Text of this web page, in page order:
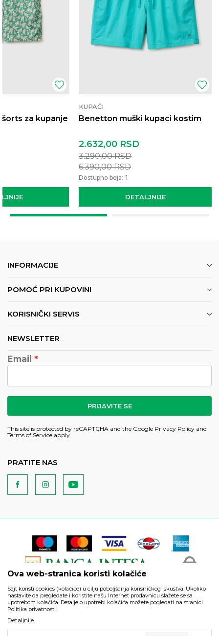
za kupanje
KUPAĆI
Benetton muški kupaci kostim
DETALJNIJE
2.632,00 RSD
3.290,00RSD
6.390,00RSD
Dostupno boja: 1
INFORMACIJE
POMOĆ PRI KUPOVINI
KORISNIČKI SERVIS
NEWSLETTER
Email
PRIJAVITE SE
This site is protected by reCAPTCHA and the Google Privacy Policy and
Terms of Service apply.
PRATITE NAS
artikli prikazani na sajtu su deo naše ponude i ne podrazumeva
da su dostupni u svakom trenutku.
Ova web-stranica koristi kolačiće
Sajt koristi cookies (kolačiće) u cilju poboljšanja korisničkog iskustva. Ukoliko
nastavite da pregledate i koristite našu Internet prodavnicu slažete se sa
upotrebom kolačića. Detalje o upotrebi kolačića možete pogledati na stranici
Politika privatnosti.
Detaljnije